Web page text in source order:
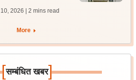
2026 | 2 mins read
More
[सम्बंधित खबर]